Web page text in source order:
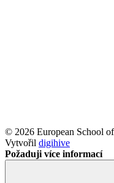
© 2026 European School
Vytvořil digihive
Požaduji více informací